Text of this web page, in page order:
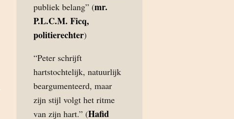
publiek belang” (mr.
P.L.C.M. Ficq,
politierechter)
“Peter schrijft
hartstochtelijk, natuurlijk
beargumenteerd, maar
zijn stijl volgt het ritme
van zijn hart.” (Hafid